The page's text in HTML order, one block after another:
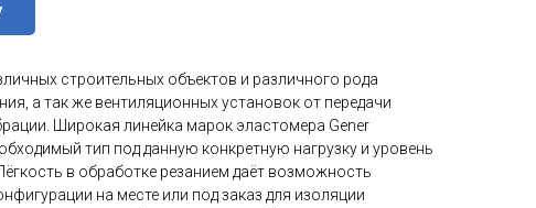
строительных объектов и различного рода
а так же вентиляционных установок от передачи
Широкая линейка марок эластомера Gener
тип под данную конкретную нагрузку и уровень
в обработке резанием даёт возможность
на месте или под заказ для изоляции